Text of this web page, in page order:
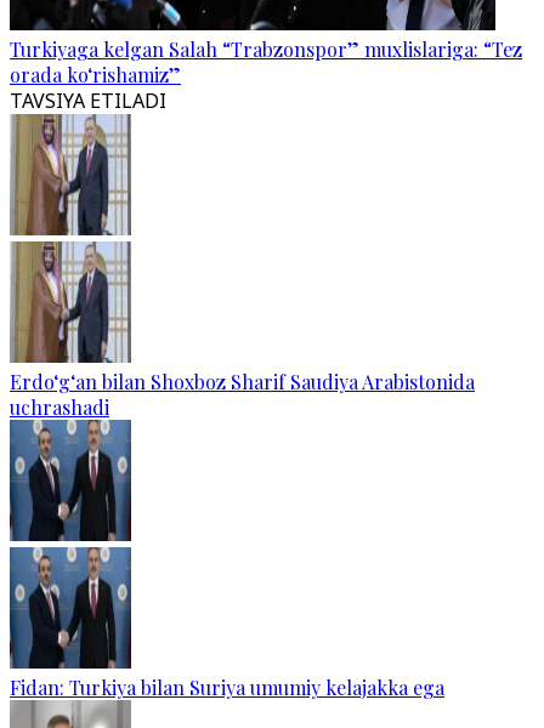
Turkiyaga kelgan Salah “Trabzonspor” muxlislariga: “Tez
orada ko‘rishamiz”
TAVSIYA ETILADI
Erdo‘g‘an bilan Shoxboz Sharif Saudiya Arabistonida
uchrashadi
Fidan: Turkiya bilan Suriya umumiy kelajakka ega